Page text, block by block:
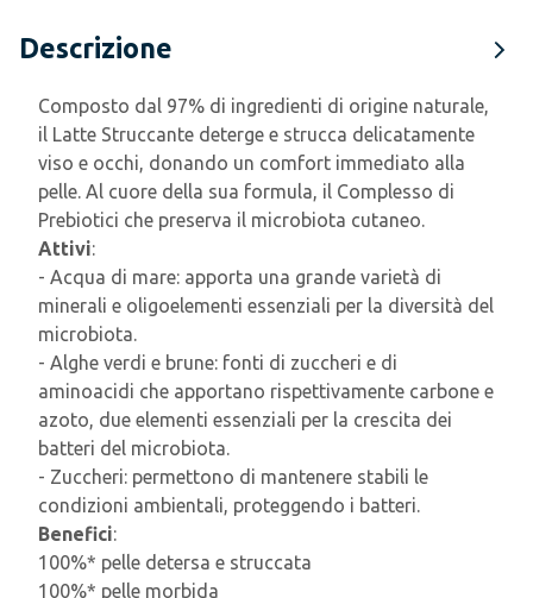
Descrizione
Composto dal 97% di ingredienti di origine naturale,
il Latte Struccante deterge e strucca delicatamente
viso e occhi, donando un comfort immediato alla
pelle. Al cuore della sua formula, il Complesso di
Prebiotici che preserva il microbiota cutaneo.
Attivi:
- Acqua di mare: apporta una grande varietà di
minerali e oligoelementi essenziali per la diversità del
microbiota.
- Alghe verdi e brune: fonti di zuccheri e di
aminoacidi che apportano rispettivamente carbone e
azoto, due elementi essenziali per la crescita dei
batteri del microbiota.
- Zuccheri: permettono di mantenere stabili le
condizioni ambientali, proteggendo i batteri.
Benefici:
100%* pelle detersa e struccata
100%* pelle morbida